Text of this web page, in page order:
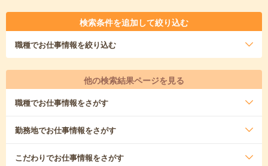
検索条件を追加して絞り込む
職種でお仕事情報を絞り込む
他の検索結果ページを見る
職種でお仕事情報をさがす
勤務地でお仕事情報をさがす
こだわりでお仕事情報をさがす